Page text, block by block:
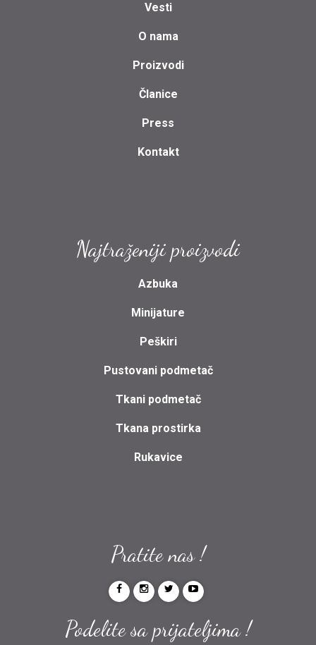
Vesti
O nama
Proizvodi
Članice
Press
Kontakt
Najtraženiji proizvodi
Azbuka
Minijature
Peškiri
Pustovani podmetač
Tkani podmetač
Tkana prostirka
Rukavice
Pratite nas !
Podelite sa prijateljima !